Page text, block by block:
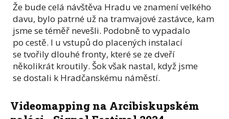
Že bude celá návštěva Hradu ve znamení velkého
davu, bylo patrné už na tramvajové zastávce, kam
jsme se téměř nevešli. Podobně to vypadalo
po cestě. I u vstupů do placených instalací
se tvořily dlouhé fronty, které se ze dveří
několikrát kroutily. Šok však nastal, když jsme
se dostali k Hradčanskému náměstí.
Videomapping na Arcibiskupském